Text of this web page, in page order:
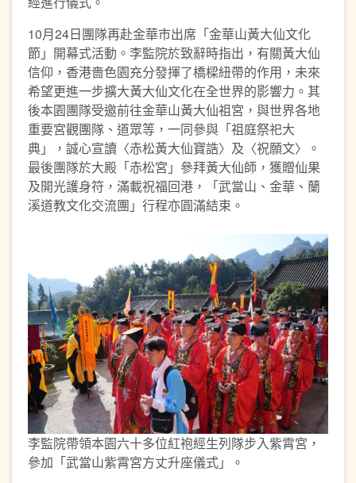
10月24日團隊再赴金華市出席「金華山黃大仙文化
節」開幕式活動。李監院於致辭時指出，有關黃大仙
信仰，香港嗇色園充分發揮了橋樑紐帶的作用，未來
希望更進一步擴大黃大仙文化在全世界的影響力。其
後本園團隊受邀前往金華山黃大仙祖宮，與世界各地
重要宮觀團隊、道眾等，一同參與「祖庭祭祀大
典」，誠心宣讀〈赤松黃大仙寶誥〉及〈祝願文〉。
最後團隊於大殿「赤松宮」參拜黃大仙師，獲贈仙果
及開光護身符，滿載祝福回港，「武當山、金華、蘭
溪道教文化交流團」行程亦圓滿結束。
李監院帶領本園六十多位紅袍經生列隊步入紫霄宮，
參加「武當山紫霄宮方丈升座儀式」。